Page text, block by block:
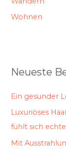
Wohnen
Neueste
Ein gesunder
Luxuriöses
fühlt sich
Mit